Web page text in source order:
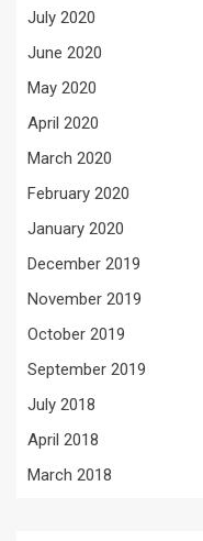
July 2020
June 2020
May 2020
April 2020
March 2020
February 2020
January 2020
December 2019
November 2019
October 2019
September 2019
July 2018
April 2018
March 2018